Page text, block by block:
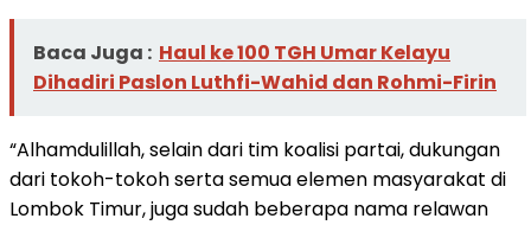
Baca Juga : Haul ke 100 TGH Umar Kelayu
Dihadiri Paslon Luthfi-Wahid dan Rohmi-Firin
“Alhamdulillah, selain dari tim koalisi partai, dukungan
dari tokoh-tokoh serta semua elemen masyarakat di
Lombok Timur, juga sudah beberapa nama relawan